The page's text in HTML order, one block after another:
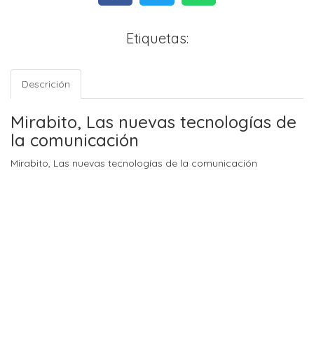
Etiquetas:
Descrición
Mirabito, Las nuevas tecnologías de
la comunicación
Mirabito, Las nuevas tecnologías de la comunicación